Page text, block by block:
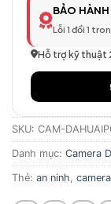
BẢO
Lỗi 1 đổi 1
Hỗ trợ kỹ thuật
SKU: CAM-
Danh mục: Camera
Thẻ: an ninh camera